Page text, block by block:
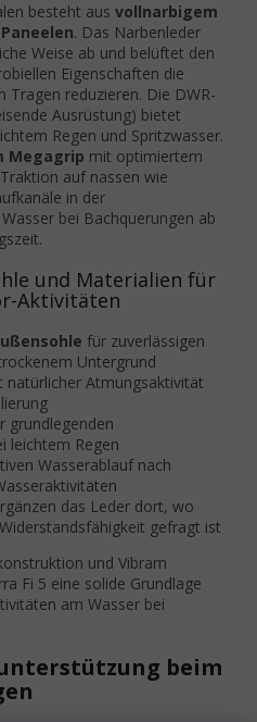
besteht aus vollnarbigem
. Das Narbenleder
Weise ab und belüftet den
Eigenschaften die
Tragen reduzieren. Die DWR-
Ausrüstung) bietet
Regen und Spritzwasser.
Megagrip mit optimiertem
auf nassen wie
in der
bei Bachquerungen ab
und Materialien für
Aktivitäten
für zuverlässigen
Untergrund
natürlicher Atmungsaktivität
grundlegenden
leichtem Regen
Wasserablauf nach
das Leder dort, wo
gefragt ist
und Vibram
Fi 5 eine solide Grundlage
am Wasser bei
beim